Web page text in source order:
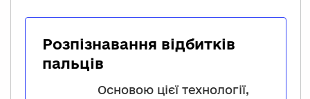
Розпізнавання відбитків
пальців
Основою цієї технології,